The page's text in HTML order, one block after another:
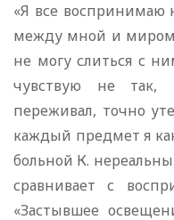
«Я все воспринимаю
между мной и миром
не могу слиться с
чувствую не так,
переживал, точно
каждый предмет я
больной К.
сравнивает с
«Застывшее